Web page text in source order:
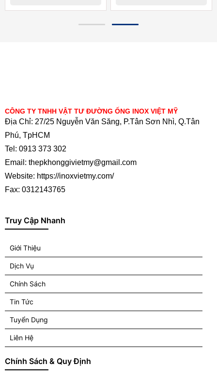
CÔNG TY TNHH VẬT TƯ ĐƯỜNG ỐNG INOX VIỆT MỸ
Địa Chỉ: 27/25 Nguyễn Văn Săng, P.Tân Sơn Nhì, Q.Tân
Phú, TpHCM
Tel: 0913 373 302
Email: thepkhonggivietmy@gmail.com
Website: https://inoxvietmy.com/
Fax: 0312143765
Truy Cập Nhanh
Giới Thiệu
Dịch Vụ
Chính Sách
Tin Tức
Tuyển Dụng
Liên Hệ
Chính Sách & Quy Định